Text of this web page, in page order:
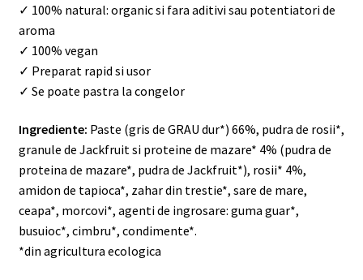
✓ 100% natural: organic si fara aditivi sau potentiatori de
aroma
✓ 100% vegan
✓ Preparat rapid si usor
✓ Se poate pastra la congelor
Ingrediente: Paste (gris de GRAU dur*) 66%, pudra de rosii*,
granule de Jackfruit si proteine de mazare* 4% (pudra de
proteina de mazare*, pudra de Jackfruit*), rosii* 4%,
amidon de tapioca*, zahar din trestie*, sare de mare,
ceapa*, morcovi*, agenti de ingrosare: guma guar*,
busuioc*, cimbru*, condimente*.
*din agricultura ecologica